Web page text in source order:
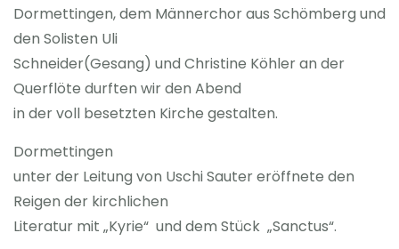
Dormettingen, dem Männerchor aus Schömberg und
den Solisten Uli
Schneider(Gesang) und Christine Köhler an der
Querflöte durften wir den Abend
in der voll besetzten Kirche gestalten.
Dormettingen
unter der Leitung von Uschi Sauter eröffnete den
Reigen der kirchlichen
Literatur mit „Kyrie“ und dem Stück „Sanctus“.